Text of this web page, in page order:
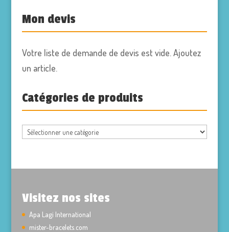
Mon devis
Votre liste de demande de devis est vide. Ajoutez
un article.
Catégories de produits
Visitez nos sites
Apa Lagi International
mister-bracelets.com